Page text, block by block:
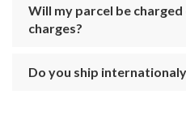
Will my parcel be
charges?
Do you ship